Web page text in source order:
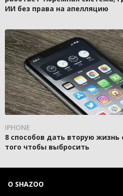
ИИ без права на апелляцию
IPHONE
8 способов дать вторую жизнь
того чтобы выбросить
О SHAZOO